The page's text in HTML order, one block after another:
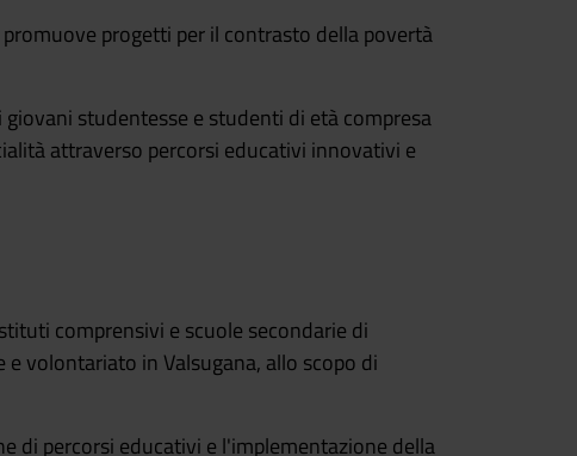
progetti per il contrasto della povertà
studentesse e studenti di età compresa
attraverso percorsi educativi innovativi e
comprensivi e scuole secondarie di
volontariato in Valsugana, allo scopo di
di percorsi educativi e l'implementazione della